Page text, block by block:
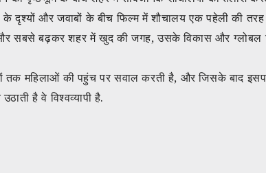
और जवाबों के बीच फिल्म में शौचालय एक पहेली की
सबसे बढ़कर शहर में खुद की जगह, उसके विकास और ग्लोबल
तक महिलाओं की पहुंच पर सवाल करती है, और जिसके बाद
है वे विश्वव्यापी है.